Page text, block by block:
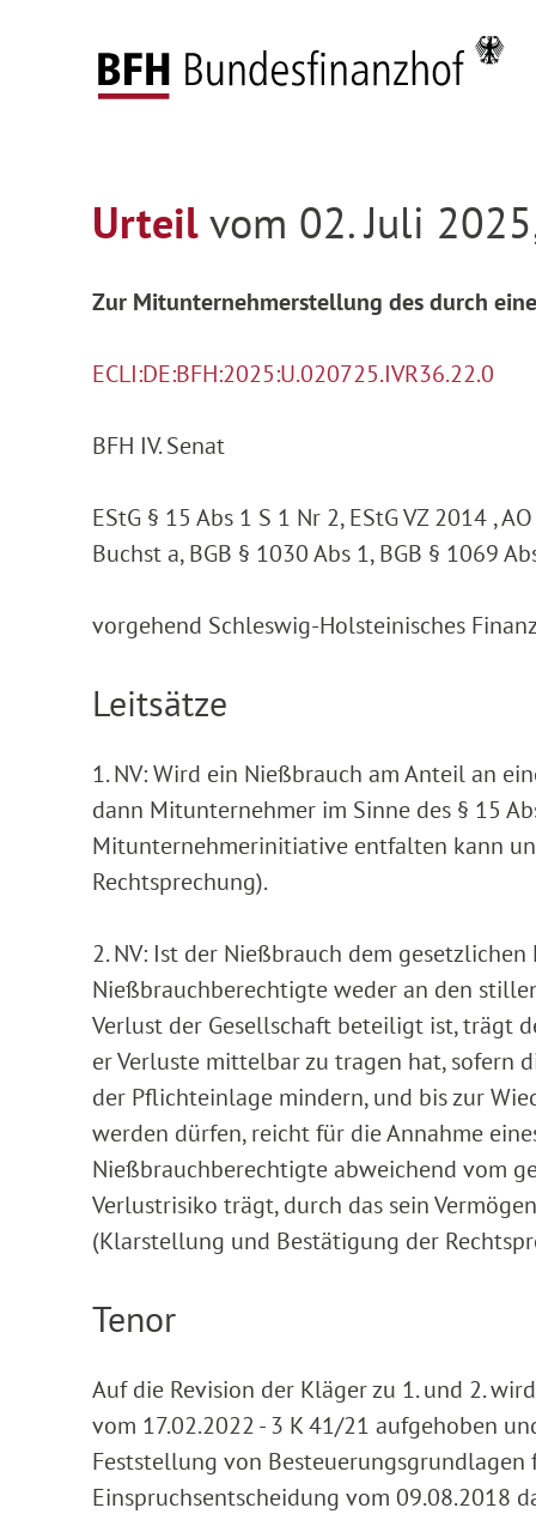
Startseite
Urteilvom 02. Juli
Zur Mitunternehmerstellung des durch
ECLI:DE:BFH:2025:U.020725.IVR36.22.0
BFH IV. Senat
EStG § 15 Abs 1 S 1 Nr 2, EStG VZ 2014 ,
Buchst a, BGB § 1030 Abs 1, BGB § 1069
vorgehend Schleswig-Holsteinisches
Leitsätze
1. NV: Wird ein Nießbrauch am Anteil an
dann Mitunternehmer im Sinne des § 15
Mitunternehmerinitiative entfalten kann
Rechtsprechung).
2. NV: Ist der Nießbrauch dem
Nießbrauchberechtigte weder an den
Verlust der Gesellschaft beteiligt ist, trägt
er Verluste mittelbar zu tragen hat, sofern
der Pflichteinlage mindern, und bis zur
werden dürfen, reicht für die Annahme
Nießbrauchberechtigte abweichend vom
Verlustrisiko trägt, durch das sein
(Klarstellung und Bestätigung der
Tenor
Auf die Revision der Kläger zu 1. und 2.
vom 17.02.2022 - 3 K 41/21 aufgehoben
Feststellung von
Einspruchsentscheidung vom 09.08.2018